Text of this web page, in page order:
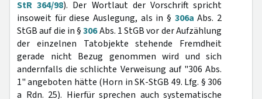
StR 364/98). Der Wortlaut der Vorschrift spricht
insoweit für diese Auslegung, als in § 306a Abs. 2
StGB auf die in §306Abs. 1 StGB vor der Aufzählung
der einzelnen Tatobjekte stehende Fremdheit
gerade nicht Bezug genommen wird und sich
andernfalls die schlichte Verweisung auf "306 Abs.
1" angeboten hätte (Horn in SK-StGB 49. Lfg. § 306
a Rdn. 25). Hierfür sprechen auch systematische